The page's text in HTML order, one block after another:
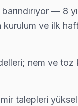
— 8
ve ilk
nem ve toz
talepleri